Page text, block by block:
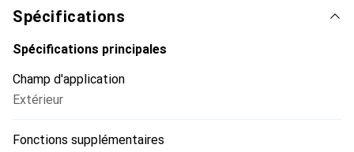
millions de couleurs, ainsi qu'une large gamme de lumière
blanche allant du blanc chaud au blanc froid. Parfaites pour
une utilisation en intérieur comme en extérieur.
Spécifications
Spécifications principales
Champ d'application
Extérieur
Fonctions supplémentaires